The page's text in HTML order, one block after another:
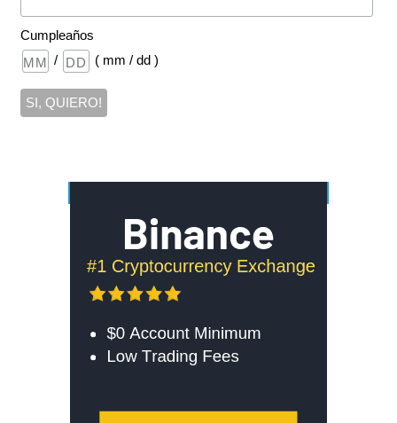
Cumpleaños
/
( mm / dd )